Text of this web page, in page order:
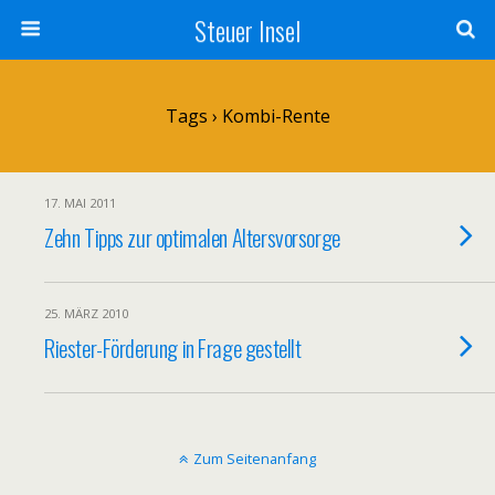
Steuer Insel
Tags › Kombi-Rente
17. MAI 2011
Zehn Tipps zur optimalen Altersvorsorge
25. MÄRZ 2010
Riester-Förderung in Frage gestellt
Zum Seitenanfang